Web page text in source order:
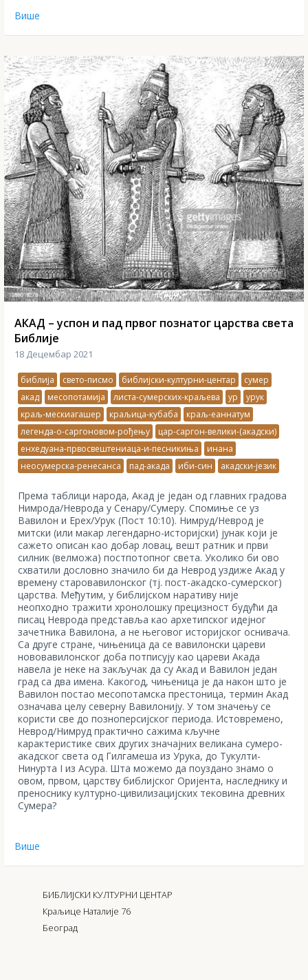
Више
АКАД – успон и пад првог познатог царства света
Библије
18 Децембар 2021
библија свето-писмо библијски-културни-центар
сумер
акад
месопотамија листа-сумерских-краљева ур
урук
краљ-мескиагашер
краљица-кубаба
краљ-еаннатум
легенда-о-саргоновом-рођењу
цар-саргон-велики-(акадски)
енхедуана-првосвештениаца-и-песникиња
инана
неосумерска-ренесанса
пад-акада иби-син акадски-језик
Према таблици народа, Акад је један од главних градова
Нимрода/Неврода у Сeнару/Сумеру. Спомиње се уз
Вавилон и Ерех/Урук (Пост 10:10). Нимруд/Неврод је
митски (или макар легендарно-историјски) јунак који је
сажето описан као добар ловац, вешт ратник и први
силник (велможа) постпотопног света. Уколико би ово
схватили дословно значило би да Неврод уздиже Акад у
времену старовавилонског (тј. пост-акадско-сумерског)
царства. Међутим, у библијском наративу није
неопходно тражити хронолошку прецизност будући да
писац Неврода представља као архетипског идејног
зачетника Вавилона, а не његовог историјског оснивача.
Са друге стране, чињеница да се вавилонски цареви
нововавилонског доба потписују као цареви Акада
навела је неке на закључак да су Акад и Вавилон један
град са два имена. Какогод, чињеница је да након што је
Вавилон постао месопотамска престоница, термин Акад
означава целу северну Вавилонију. У том значењу се
користи све до позноперсијског периода. Истовремено,
Неврод/Нимруд практично сажима кључне
карактеристике свих других значајних великана сумеро-
акадског света од Гилгамеша из Урука, до Тукулти-
Нинурта I из Асура. Шта можемо да поуздано знамо о
овом, првом, царству библијског Оријента, наследнику и
преноснику културно-цивилизацијских тековина древних
Сумера?
Више
БИБЛИЈСКИ КУЛТУРНИ ЦЕНТАР
Краљице Наталије 76
Београд